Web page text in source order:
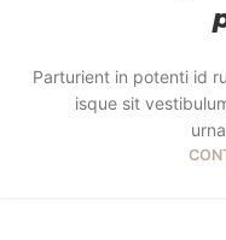
Parturient in potenti id
isque sit